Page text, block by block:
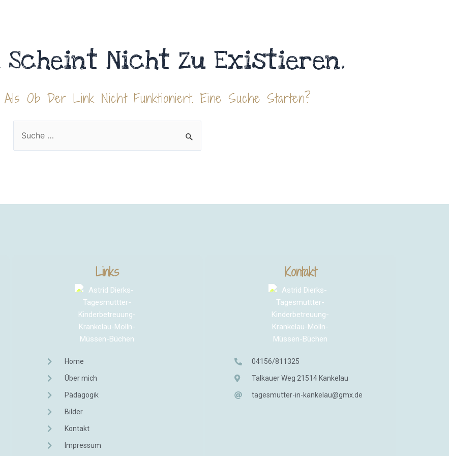
Scheint Nicht Zu Existieren.
Ob Der Link Nicht Funktioniert. Eine Suche Starten?
Links
Home
Über mich
Pädagogik
Bilder
Kontakt
Impressum
Kontakt
04156/811325
Talkauer Weg 21514 Kankelau
tagesmutter-in-kankelau@gmx.de